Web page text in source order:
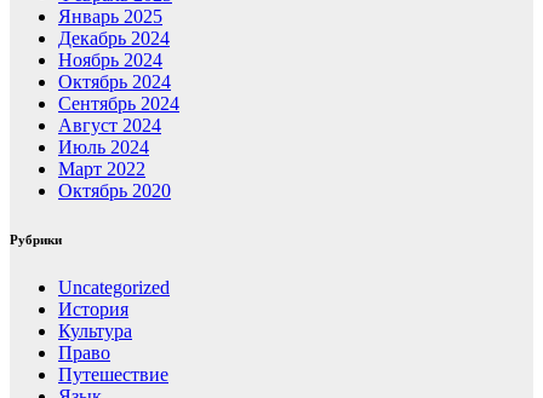
Январь 2025
Декабрь 2024
Ноябрь 2024
Октябрь 2024
Сентябрь 2024
Август 2024
Июль 2024
Март 2022
Октябрь 2020
Рубрики
Uncategorized
История
Культура
Право
Путешествие